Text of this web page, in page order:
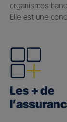
organismes
Elle est une
Les + de